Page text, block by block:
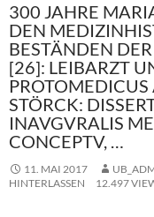
300 JAHRE
DEN
BESTÄNDEN
[26]: LEIBARZT
STÖRCK:
INAVGVRALIS
CONCEPTV, …
11. MAI 2017
HINTERLASSEN
12.497